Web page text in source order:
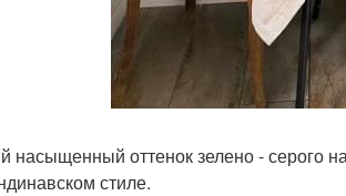
насыщенный оттенок зелено - серого
стиле.